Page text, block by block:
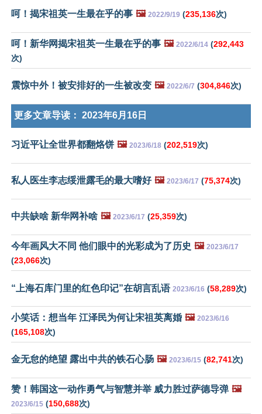
呵！揭宋祖英一生最在乎的事 🖼️ 2022/9/19 (235,136次)
呵！新华网揭宋祖英一生最在乎的事 🖼️ 2022/6/14 (292,443
次)
震惊中外！被安排好的一生被改变 🖼️ 2022/6/7 (304,846次)
更多文章导读： 2023年6月16日
习近平让全世界都翻烙饼 🖼️ 2023/6/18 (202,519次)
私人医生李志绥泄露毛的最大嗜好 🖼️ 2023/6/17 (75,374次)
中共缺啥 新华网补啥 🖼️ 2023/6/17 (25,359次)
今年画风大不同 他们眼中的光彩成为了历史 🖼️ 2023/6/17
(23,066次)
“上海石库门里的红色印记”在胡言乱语 2023/6/16 (58,289次)
小笑话：想当年 江泽民为何让宋祖英离婚 🖼️ 2023/6/16
(165,108次)
金无怠的绝望 露出中共的铁石心肠 🖼️ 2023/6/15 (82,741次)
赞！韩国这一动作勇气与智慧并举 威力胜过萨德导弹 🖼️
2023/6/15 (150,688次)